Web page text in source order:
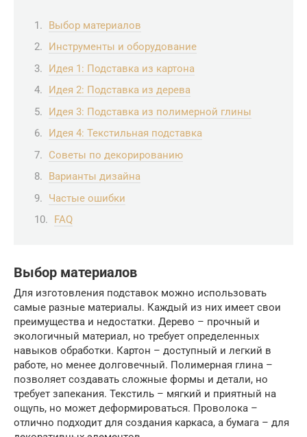
Выбор материалов
Инструменты и оборудование
Идея 1: Подставка из картона
Идея 2: Подставка из дерева
Идея 3: Подставка из полимерной глины
Идея 4: Текстильная подставка
Советы по декорированию
Варианты дизайна
Частые ошибки
FAQ
Выбор материалов
Для изготовления подставок можно использовать
самые разные материалы. Каждый из них имеет свои
преимущества и недостатки. Дерево – прочный и
экологичный материал, но требует определенных
навыков обработки. Картон – доступный и легкий в
работе, но менее долговечный. Полимерная глина –
позволяет создавать сложные формы и детали, но
требует запекания. Текстиль – мягкий и приятный на
ощупь, но может деформироваться. Проволока –
отлично подходит для создания каркаса, а бумага – для